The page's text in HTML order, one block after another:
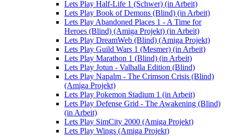
Lets Play Half-Life 1 (Schwer) (in Arbeit)
Lets Play Book of Demons (Blind) (in Arbeit)
Lets Play Abandoned Places 1 - A Time for
Heroes (Blind) (Amiga Projekt) (in Arbeit)
Lets Play DreamWeb (Blind) (Amiga Projekt)
Lets Play Guild Wars 1 (Mesmer) (in Arbeit)
Lets Play Marathon 1 (Blind) (in Arbeit)
Lets Play Jotun - Valhalla Edition (Blind)
Lets Play Napalm - The Crimson Crisis (Blind)
(Amiga Projekt)
Lets Play Pokemon Stadium 1 (in Arbeit)
Lets Play Defense Grid - The Awakening (Blind)
(in Arbeit)
Lets Play SimCity 2000 (Amiga Projekt)
Lets Play Wings (Amiga Projekt)